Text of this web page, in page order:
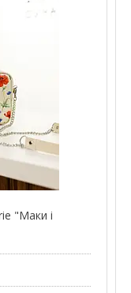
"Маки і